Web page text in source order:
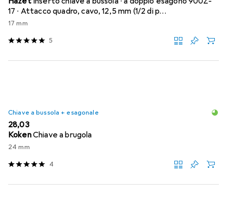
17 ∙ Attacco quadro, cavo, 12,5 mm (1/2 di p…
17 mm
5
Chiave a bussola + esagonale
EUR
28,03
KokenChiave a brugola
24 mm
4